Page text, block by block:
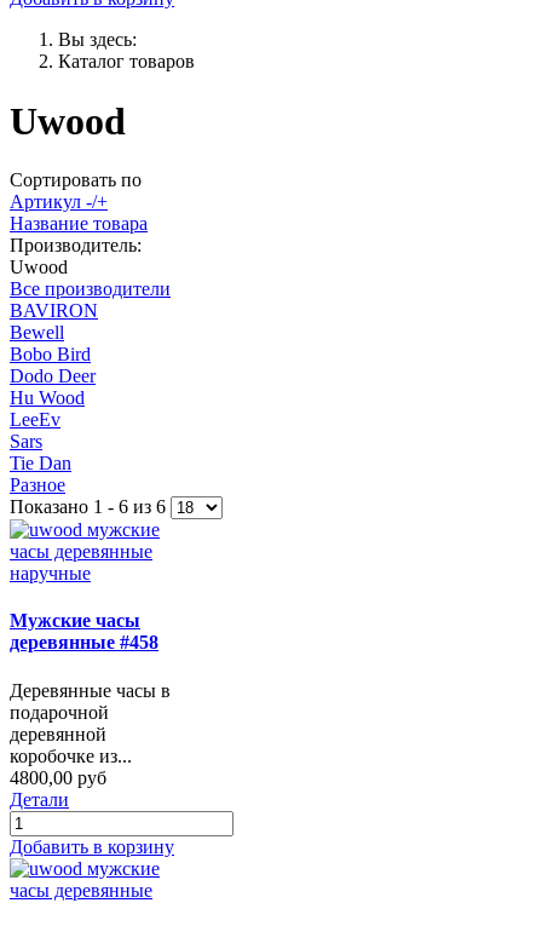
Вы здесь:
Каталог товаров
Uwood
Сортировать по
Артикул -/+
Название товара
Производитель:
Uwood
Все производители
BAVIRON
Bewell
Bobo Bird
Dodo Deer
Hu Wood
LeeEv
Sars
Tie Dan
Разное
Показано 1 - 6 из 6
Мужские часы
деревянные #458
Деревянные часы в
подарочной
деревянной
коробочке из...
4800,00 руб
Детали
Добавить в корзину